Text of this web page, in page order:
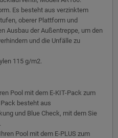
Es besteht aus verzinktem
oberer Plattform und
Ausbau der Außentreppe, um den
und die Unfälle zu
115 g/m2.
Pool mit dem E-KIT-Pack zum
besteht aus
und Blue Check, mit dem Sie
Pool mit dem E-PLUS zum